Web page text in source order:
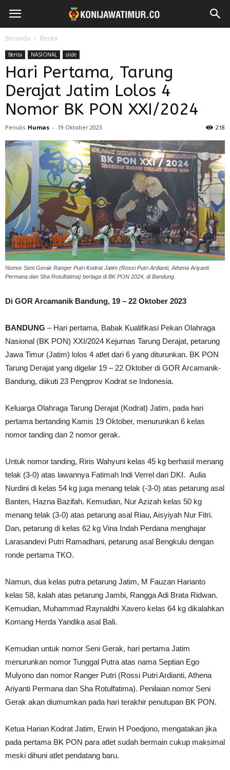
Beranda Berita
Berita NASIONAL slide
Hari Pertama, Tarung
Derajat Jatim Lolos 4
Nomor BK PON XXI/2024
Penulis Humas - 19 Oktober 2023 218
Nomor Seni Gerak Ranger Putri Kodrat Jatim (Rossi Putri Ardianti, Athena Ariyanti
Permana dan Sha Rotulfatima) berlaga di BK PON 2024, di Bandung.
Di GOR Arcamanik Bandung, 19 – 22 Oktober 2023
BANDUNG – Hari pertama, Babak Kualifikasi Pekan Olahraga
Nasional (BK PON) XXI/2024 Kejurnas Tarung Derajat, petarung
Jawa Timur (Jatim) lolos 4 atlet dari 6 yang diturunkan. BK PON
Tarung Derajat yang digelar 19 – 22 Oktober di GOR Arcamanik-
Bandung, diikuti 23 Pengprov Kodrat se Indonesia.
Keluarga Olahraga Tarung Derajat (Kodrat) Jatim, pada hari
pertama bertanding Kamis 19 Oktober, menurunkan 6 kelas
nomor tanding dan 2 nomor gerak.
Untuk nomor tanding, Riris Wahyuni kelas 45 kg berhasil menang
telak (3-0) atas lawannya Fatimah Indi Verrel dari DKI. Aulia
Nurdini di kelas 54 kg juga menang telak (-3-0) atas petarung asal
Banten, Hazna Bazifah. Kemudian, Nur Azizah kelas 50 kg
menang telak (3-0) atas petarung asal Riau, Aisyiyah Nur Fitri.
Dan, petarung di kelas 62 kg Vina Indah Perdana menghajar
Larasandevi Putri Ramadhani, petarung asal Bengkulu dengan
ronde pertama TKO.
Namun, dua kelas putra petarung Jatim, M Fauzan Harianto
kelas 58, kalah atas petarung Jambi, Rangga Adi Brata Ridwan.
Kemudian, Muhammad Raynaldhi Xavero kelas 64 kg dikalahkan
Komang Herda Yandika asal Bali.
Kemudian untuk nomor Seni Gerak, hari pertama Jatim
menurunkan nomor Tunggal Putra atas nama Septian Ego
Mulyono dan nomor Ranger Putri (Rossi Putri Ardianti, Athena
Ariyanti Permana dan Sha Rotulfatima). Penilaian nomor Seni
Gerak akan diumumkan pada hari terakhir penutupan BK PON.
Ketua Harian Kodrat Jatim, Erwin H Poedjono, mengatakan jika
pada pertama BK PON para atlet sudah bermain cukup maksimal
meski dihuni atlet pendatang baru.